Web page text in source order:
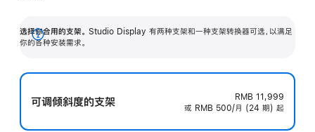
选择你合用的支架。 Studio Display 有两种支架和一种支架转换器可选，以满足
你的各种安装需求。
展
可调倾斜度的支架
RMB 11,999
或 RMB 500/月 (24 期) 起